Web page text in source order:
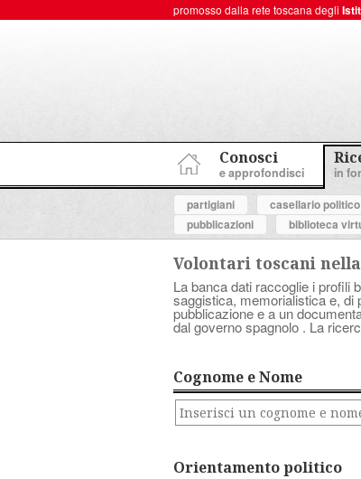
promosso dalla rete toscana degli
Conosci
e approfondisci in
partigiani
casellario politico
pubblicazioni
biblioteca
Volontari toscani
La banca dati raccoglie i profili
saggistica, memorialistica e, di
pubblicazione e a un
dal governo spagnolo . La
Cognome e Nome
Orientamento politico